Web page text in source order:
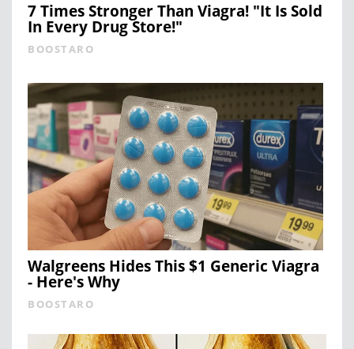
7 Times Stronger Than Viagra! "It Is Sold
In Every Drug Store!"
BOOSTARO
Walgreens Hides This $1 Generic Viagra
- Here's Why
BOOSTARO